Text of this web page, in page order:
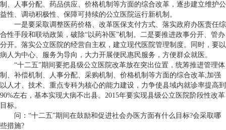
制、人事分配、药品供应、价格机制等方面的综合改革，逐步建立维护公
益性、调动积极性、保障可持续的公立医院运行新机制。
一是要采取调整医药价格、改革医保支付方式、落实政府办医责任综
合性手段和联动政策，破除“以药补医”机制。二是要推进政事分开、管办
分开。落实公立医院的经营自主权，建立现代医院管理制度。同时，要以
病人为中心、服务为导向，大力开展便民惠民服务，方便群众就医。
“十二五”期间要把县级公立医院改革放在突出位置，统筹推进管理体
制、补偿机制、人事分配、采购机制、价格机制等方面的综合改革;加强
以人才、技术、重点专科为核心的能力建设，力争使县域内就诊率提高到
90%左右，基本实现大病不出县。2015年要实现县级公立医院阶段性改革
目标。
问：“十二五”期间在鼓励和促进社会办医方面有什么目标?会采取哪
些措施?